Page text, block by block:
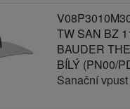
TW SAN BZ
BAUDER
BÍLÝ (PN00/
Sanační